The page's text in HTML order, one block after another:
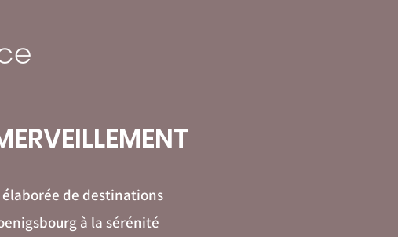
de destinations
à la sérénité